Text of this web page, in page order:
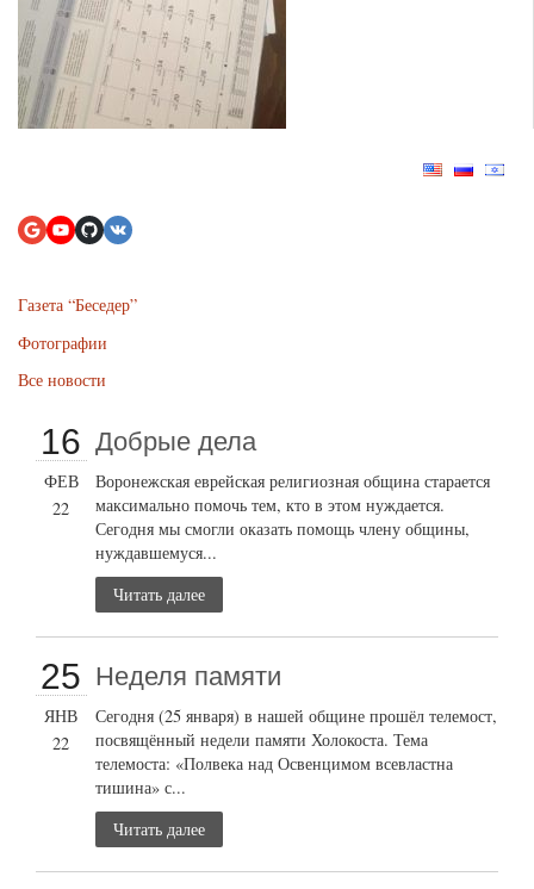
Газета “Беседер”
Фотографии
Все новости
16
ФЕВ
22
Добрые дела
Воронежская еврейская религиозная община старается
максимально помочь тем, кто в этом нуждается.
Сегодня мы смогли оказать помощь члену общины,
нуждавшемуся...
Читать далее
25
ЯНВ
22
Неделя памяти
Сегодня (25 января) в нашей общине прошёл телемост,
посвящённый недели памяти Холокоста. Тема
телемоста: «Полвека над Освенцимом всевластна
тишина» с...
Читать далее